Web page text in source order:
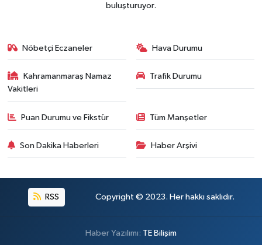
buluşturuyor.
Nöbetçi Eczaneler Hava Durumu
Kahramanmaraş Namaz
Vakitleri
Trafik Durumu
Puan Durumu ve Fikstür Tüm Manşetler
Son Dakika Haberleri Haber Arşivi
RSS Copyright © 2023. Her hakkı saklıdır.
Haber Yazılımı: TE Bilişim